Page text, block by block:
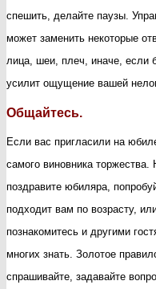
спешить, делайте паузы.
может заменить некоторые
лица, шеи, плеч, иначе, если
усилит ощущение вашей
Общайтесь.
Если вас пригласили на
самого виновника
поздравите юбиляра,
подходит вам по возрасту,
познакомитесь и другими
многих знать. Золотое
спрашивайте, задавайте